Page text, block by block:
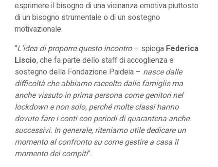
esprimere il bisogno di una vicinanza emotiva piuttosto
di un bisogno strumentale o di un sostegno
motivazionale.
“L’idea di proporre questo incontro– spiega Federica
Liscio, che fa parte dello staff di accoglienza e
sostegno della Fondazione Paideia – nasce dalle
difficoltà che abbiamo raccolto dalle famiglie ma
anche vissuto in prima persona come genitori nel
lockdown e non solo, perché molte classi hanno
dovuto fare i conti con periodi di quarantena anche
successivi. In generale, riteniamo utile dedicare un
momento al confronto su come gestire a casa il
momento dei compiti”.